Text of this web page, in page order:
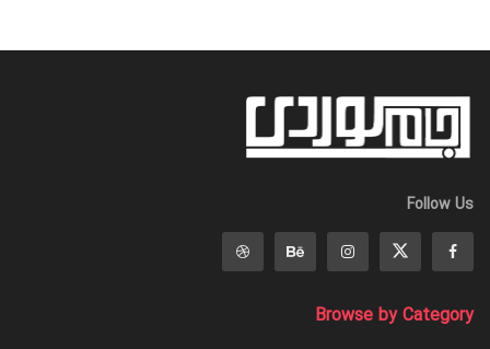
Follow Us
Browse by Category